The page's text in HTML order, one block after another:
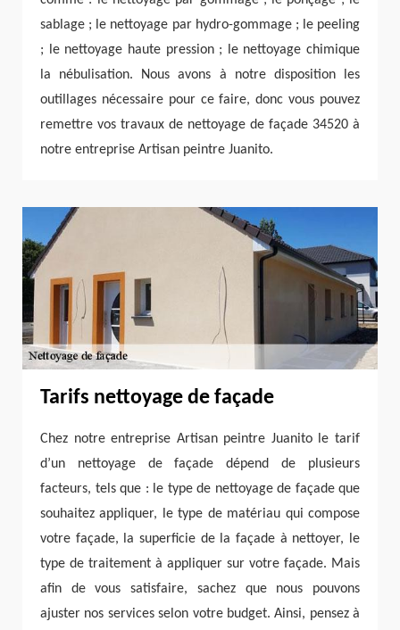
sablage ; le nettoyage par hydro-gommage ; le peeling
; le nettoyage haute pression ; le nettoyage chimique
la nébulisation. Nous avons à notre disposition les
outillages nécessaire pour ce faire, donc vous pouvez
remettre vos travaux de nettoyage de façade 34520 à
notre entreprise Artisan peintre Juanito.
Tarifs nettoyage de façade
Chez notre entreprise Artisan peintre Juanito le tarif
d’un nettoyage de façade dépend de plusieurs
facteurs, tels que : le type de nettoyage de façade que
souhaitez appliquer, le type de matériau qui compose
votre façade, la superficie de la façade à nettoyer, le
type de traitement à appliquer sur votre façade. Mais
afin de vous satisfaire, sachez que nous pouvons
ajuster nos services selon votre budget. Ainsi, pensez à